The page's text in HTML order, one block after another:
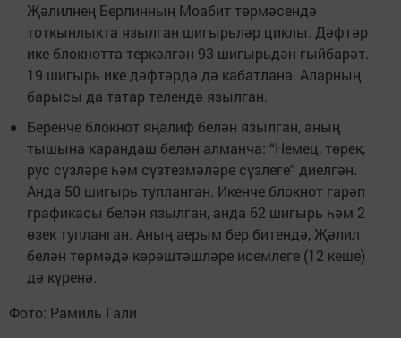
Җәлилнең Берлинның Моабит төрмәсендә
тоткынлыкта язылган шигырьләр циклы. Дәфтәр
ике блокнотта теркәлгән 93 шигырьдән гыйбарәт.
19 шигырь ике дәфтәрдә дә кабатлана. Аларның
барысы да татар телендә язылган.
Беренче блокнот яңалиф белән язылган, аның
тышына карандаш белән алманча: “Немец, төрек,
рус сүзләре һәм сүзтезмәләре сүзлеге” диелгән.
Анда 50 шигырь тупланган. Икенче блокнот гарәп
графикасы белән язылган, анда 62 шигырь һәм 2
өзек тупланган. Аның аерым бер битендә, Җәлил
белән төрмәдә көрәштәшләре исемлеге (12 кеше)
дә күренә.
Фото: Рамиль Гали